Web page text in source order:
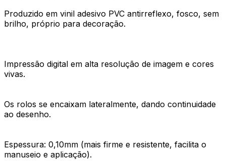
Produzido em vinil adesivo PVC antirreflexo, fosco, sem
brilho, próprio para decoração.
Impressão digital em alta resolução de imagem e cores
vivas.
Os rolos se encaixam lateralmente, dando continuidade
ao desenho.
Espessura: 0,10mm (mais firme e resistente, facilita o
manuseio e aplicação).